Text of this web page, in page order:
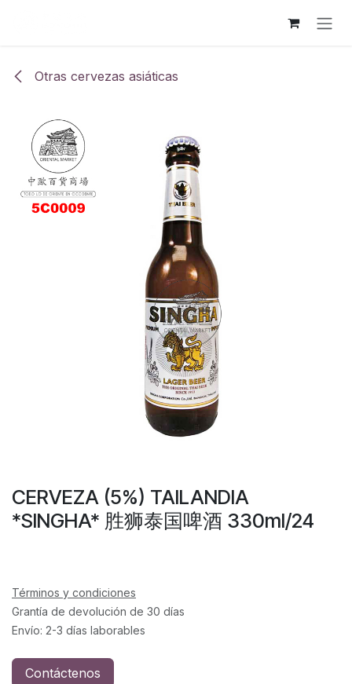
Otras cervezas asiáticas
CERVEZA (5%) TAILANDIA
*SINGHA* 胜狮泰国啤酒 330ml/24
Términos y condiciones
Grantía de devolución de 30 días
Envío: 2-3 días laborables
Contáctenos